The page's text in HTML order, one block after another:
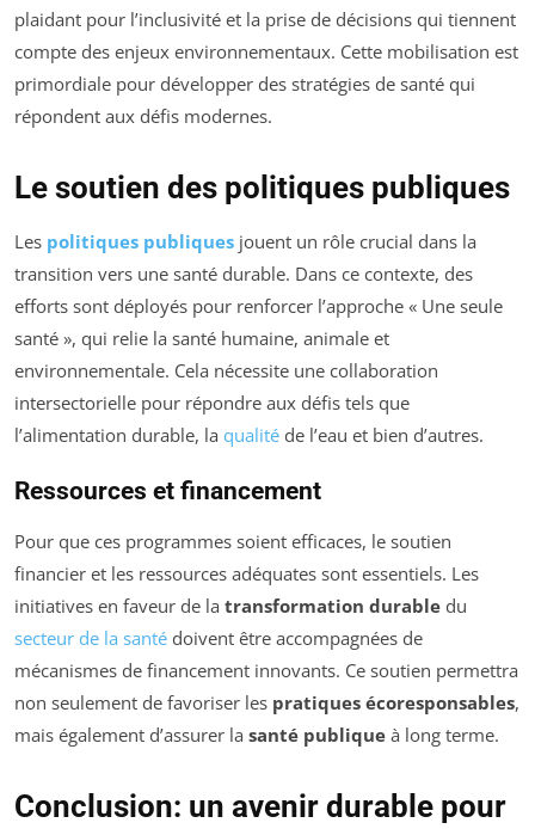
plaidant pour l’inclusivité et la prise de décisions qui tiennent
compte des enjeux environnementaux. Cette mobilisation est
primordiale pour développer des stratégies de santé qui
répondent aux défis modernes.
Le soutien des politiques publiques
Les politiques publiques jouent un rôle crucial dans la
transition vers une santé durable. Dans ce contexte, des
efforts sont déployés pour renforcer l’approche « Une seule
santé », qui relie la santé humaine, animale et
environnementale. Cela nécessite une collaboration
intersectorielle pour répondre aux défis tels que
l’alimentation durable, la qualité de l’eau et bien d’autres.
Ressources et financement
Pour que ces programmes soient efficaces, le soutien
financier et les ressources adéquates sont essentiels. Les
initiatives en faveur de la transformation durable du
secteur de la santé doivent être accompagnées de
mécanismes de financement innovants. Ce soutien permettra
non seulement de favoriser les pratiques écoresponsables,
mais également d’assurer la santé publique à long terme.
Conclusion: un avenir durable pour